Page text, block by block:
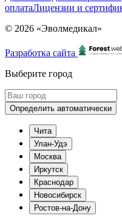
оплатаЛицензии и
© 2026 «Эволмедикал»
Разработка сайта
Выберите город
Определить автоматически
Чита
Улан-Удэ
Москва
Иркутск
Краснодар
Новосибирск
Ростов-на-Дону